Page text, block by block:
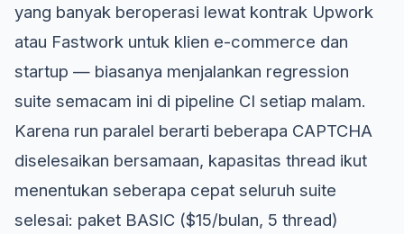
yang banyak beroperasi lewat kontrak Upwork
atau Fastwork untuk klien e-commerce dan
startup — biasanya menjalankan regression
suite semacam ini di pipeline CI setiap malam.
Karena run paralel berarti beberapa CAPTCHA
diselesaikan bersamaan, kapasitas thread ikut
menentukan seberapa cepat seluruh suite
selesai: paket BASIC ($15/bulan, 5 thread)